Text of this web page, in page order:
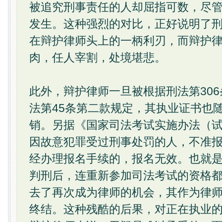
被追究刑事责任的人却屈指可数，尽
发生。这种强烈的对比，正好说明了
在辩护律师头上的一柄利刃，而辩护
肉，任人宰割，处境堪悲。
此外，辩护律师一旦被根据刑法第
法第45条第二款规定，其执业证书也
销。另据《国家司法考试实施办法（
因故意犯罪受过刑事处罚的人，不准
经办理报名手续的，报名无效。也就
判刑后，连重新参加司法考试的资格
去了再次成为律师的机会，其作为律
终结。这种残酷的后果，对正在执业